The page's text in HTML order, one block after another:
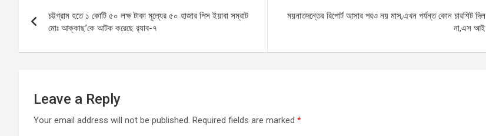
o
o
k
A
p
p
g
er
navigation
চট্টগ্রাম হতে ১ কোটি ৫০ লক্ষ টাকা মূল্যের ৫০ হাজার পিস ইয়াবা সম্রাট
মোঃ আক্কাছ’কে আটক করেছে র‌্যাব-৭
ময়নাতদন্তের রিপোর্ট আসার পরও নয় মাস,এখন পর্যন্ত কোন চারশিট দিল
না,এস আই
Leave a Reply
Your email address will not be published. Required fields are marked *